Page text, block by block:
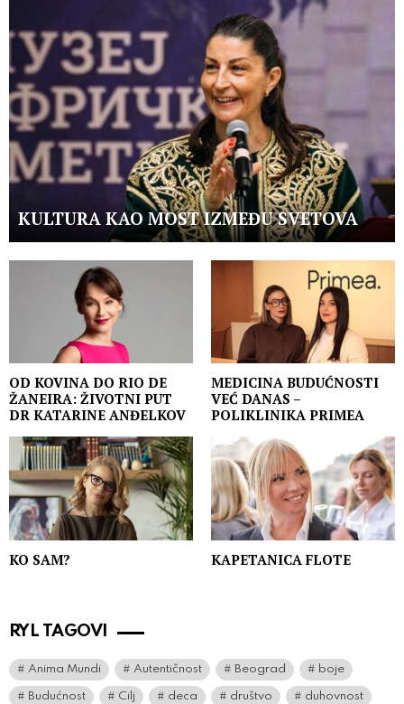
KULTURA KAO MOST IZMEĐU SVETOVA
OD KOVINA DO RIO DE
ŽANEIRA: ŽIVOTNI PUT
DR KATARINE ANĐELKOV
MEDICINA BUDUĆNOSTI
VEĆ DANAS –
POLIKLINIKA PRIMEA
KO SAM? KAPETANICA FLOTE
RYL TAGOVI
Anima Mundi Autentičnost Beograd boje
Budućnost Cilj deca društvo duhovnost